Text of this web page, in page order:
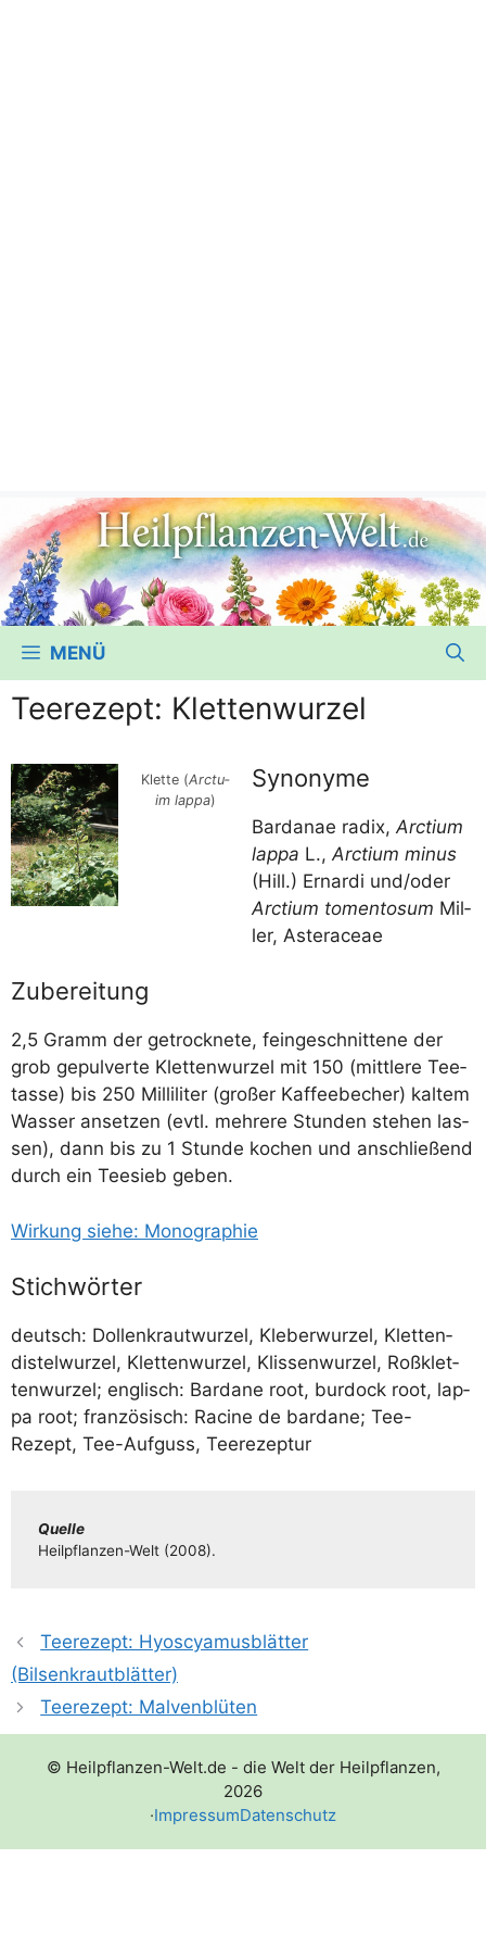
MENÜ
Teerezept: Klettenwurzel
Klet­te (Arc­tu­
im lap­pa)
Synonyme
Bar­da­nae radix,Arc­ti­um
lap­pa L.,Arc­ti­um minus
(Hill.) Ernar­di und/​oder
Arc­ti­um toment­o­sum Mil­
ler, Asteraceae
Zubereitung
2,5 Gramm der getrock­ne­te, fein­ge­schnit­te­ne der
grob gepul­ver­te Klet­ten­wur­zel mit 150 (mitt­le­re Tee­
tas­se) bis 250 Mil­li­li­ter (gro­ßer Kaf­fee­be­cher) kal­tem
Was­ser anset­zen (evtl. meh­re­re Stun­den ste­hen las­
sen), dann bis zu 1 Stun­de kochen und anschlie­ßend
durch ein Tee­sieb geben.
Wir­kung sie­he: Monographie
Stichwörter
deutsch: Dol­len­kraut­wur­zel, Kle­ber­wur­zel, Klet­ten­
dis­tel­wur­zel, Klet­ten­wur­zel, Klis­sen­wur­zel, Roß­klet­
ten­wur­zel; eng­lisch: Bar­da­ne root, bur­dock root, lap­
pa root; fran­zö­sisch: Raci­ne de bar­da­ne; Tee-
Rezept, Tee-Auf­guss, Teerezeptur
Quel­le
Heil­pflan­­zen-Welt (2008).
Teerezept: Hyoscyamusblätter
(Bilsenkrautblätter)
Teerezept: Malvenblüten
© Heilpflanzen-Welt.de - die Welt der Heilpflanzen,
2026
·ImpressumDatenschutz